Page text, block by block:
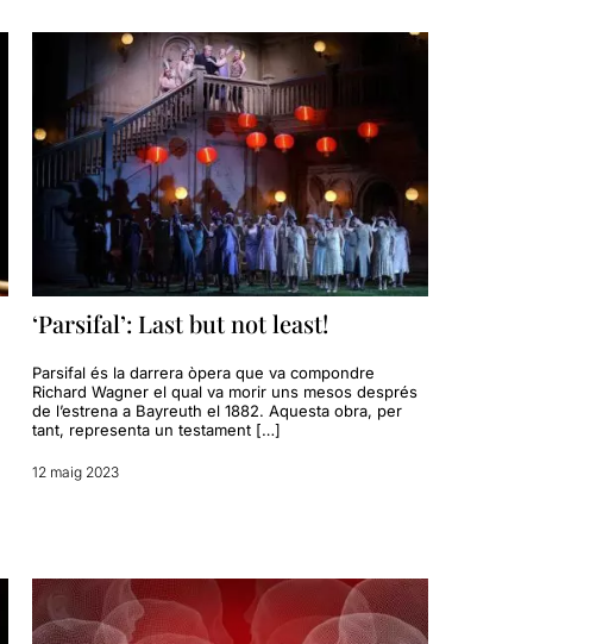
‘Parsifal’: Last but not least!
Parsifal és la darrera òpera que va compondre
Richard Wagner el qual va morir uns mesos després
de l’estrena a Bayreuth el 1882. Aquesta obra, per
tant, representa un testament […]
12 maig 2023